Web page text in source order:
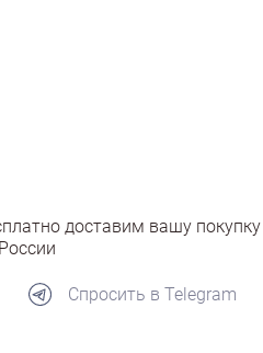
доставим вашу покупку
Спросить в Telegram